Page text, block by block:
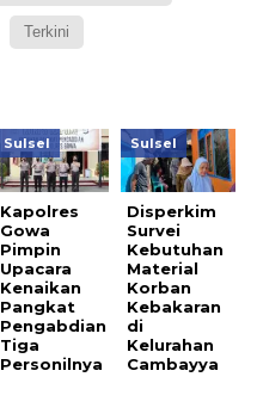
Terkini
Sulsel
Kapolres
Gowa
Pimpin
Upacara
Kenaikan
Pangkat
Pengabdian
Tiga
Personilnya
Sulsel
Disperkim
Survei
Kebutuhan
Material
Korban
Kebakaran
di
Kelurahan
Cambayya